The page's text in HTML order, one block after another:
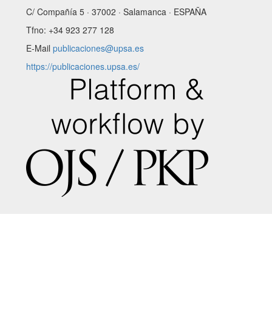
C/ Compañía 5 · 37002 · Salamanca · ESPAÑA
Tfno: +34 923 277 128
E-Mail publicaciones@upsa.es
https://publicaciones.upsa.es/